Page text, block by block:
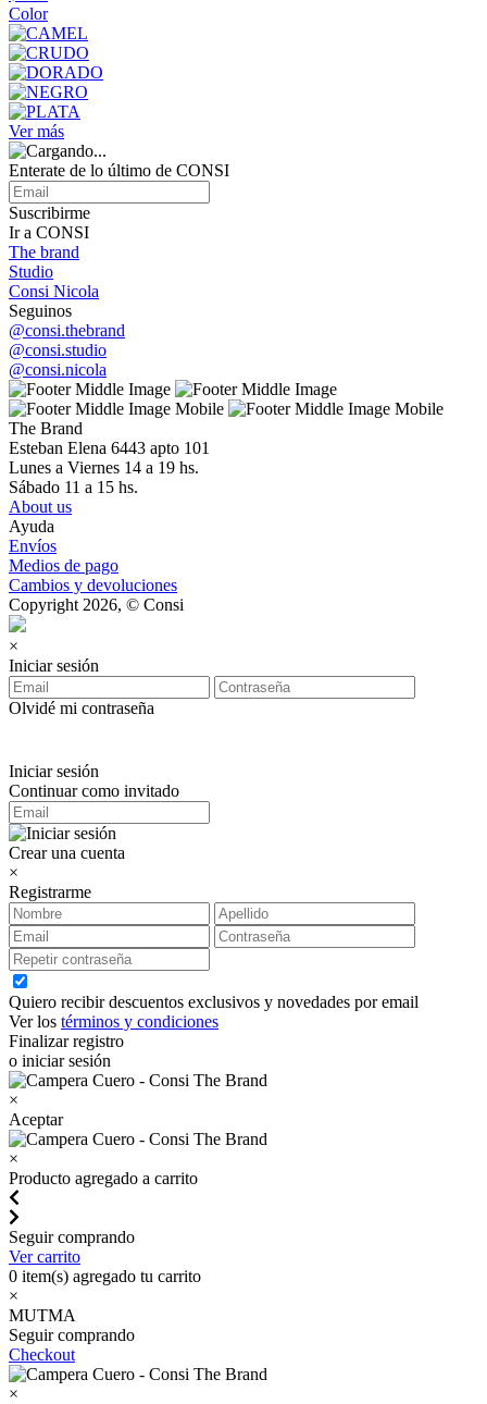
Color
Ver más
Enterate de lo último de CONSI
Suscribirme
Ir a CONSI
The brand
Studio
Consi Nicola
Seguinos
@consi.thebrand
@consi.studio
@consi.nicola
The Brand
Esteban Elena 6443 apto 101
Lunes a Viernes 14 a 19 hs.
Sábado 11 a 15 hs.
About us
Ayuda
Envíos
Medios de pago
Cambios y devoluciones
Copyright 2026, © Consi
×
Iniciar sesión
Olvidé mi contraseña
Iniciar sesión
Continuar como invitado
Crear una cuenta
×
Registrarme
Quiero recibir descuentos exclusivos y novedades por email
Ver los términos y condiciones
Finalizar registro
o iniciar sesión
×
Aceptar
×
Producto agregado a carrito
Seguir comprando
Ver carrito
0 item(s) agregado tu carrito
×
MUTMA
Seguir comprando
Checkout
×